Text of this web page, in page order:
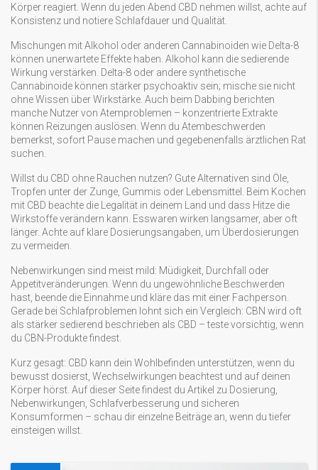
Körper reagiert. Wenn du jeden Abend CBD nehmen willst, achte auf
Konsistenz und notiere Schlafdauer und Qualität.
Mischungen mit Alkohol oder anderen Cannabinoiden wie Delta-8
können unerwartete Effekte haben. Alkohol kann die sedierende
Wirkung verstärken. Delta-8 oder andere synthetische
Cannabinoide können stärker psychoaktiv sein; mische sie nicht
ohne Wissen über Wirkstärke. Auch beim Dabbing berichten
manche Nutzer von Atemproblemen – konzentrierte Extrakte
können Reizungen auslösen. Wenn du Atembeschwerden
bemerkst, sofort Pause machen und gegebenenfalls ärztlichen Rat
suchen.
Willst du CBD ohne Rauchen nutzen? Gute Alternativen sind Öle,
Tropfen unter der Zunge, Gummis oder Lebensmittel. Beim Kochen
mit CBD beachte die Legalität in deinem Land und dass Hitze die
Wirkstoffe verändern kann. Esswaren wirken langsamer, aber oft
länger. Achte auf klare Dosierungsangaben, um Überdosierungen
zu vermeiden.
Nebenwirkungen sind meist mild: Müdigkeit, Durchfall oder
Appetitveränderungen. Wenn du ungewöhnliche Beschwerden
hast, beende die Einnahme und kläre das mit einer Fachperson.
Gerade bei Schlafproblemen lohnt sich ein Vergleich: CBN wird oft
als stärker sedierend beschrieben als CBD – teste vorsichtig, wenn
du CBN-Produkte findest.
Kurz gesagt: CBD kann dein Wohlbefinden unterstützen, wenn du
bewusst dosierst, Wechselwirkungen beachtest und auf deinen
Körper hörst. Auf dieser Seite findest du Artikel zu Dosierung,
Nebenwirkungen, Schlafverbesserung und sicheren
Konsumformen – schau dir einzelne Beiträge an, wenn du tiefer
einsteigen willst.